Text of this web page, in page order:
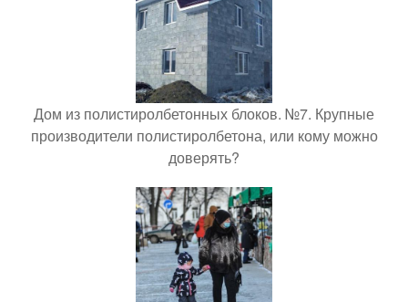
Дом из полистиролбетонных блоков. №7. Крупные
производители полистиролбетона, или кому можно
доверять?